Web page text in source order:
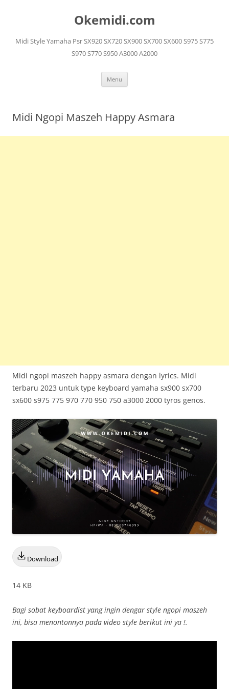
Okemidi.com
Midi Style Yamaha Psr SX920 SX720 SX900 SX700 SX600 S975 S775
S970 S770 S950 A3000 A2000
Menu
Midi Ngopi Maszeh Happy Asmara
Midi ngopi maszeh happy asmara dengan lyrics. Midi
terbaru 2023 untuk type keyboard yamaha sx900 sx700
sx600 s975 775 970 770 950 750 a3000 2000 tyros genos.
Download
14 KB
Bagi sobat keyboardist yang ingin dengar style ngopi maszeh
ini, bisa menontonnya pada video style berikut ini ya !.